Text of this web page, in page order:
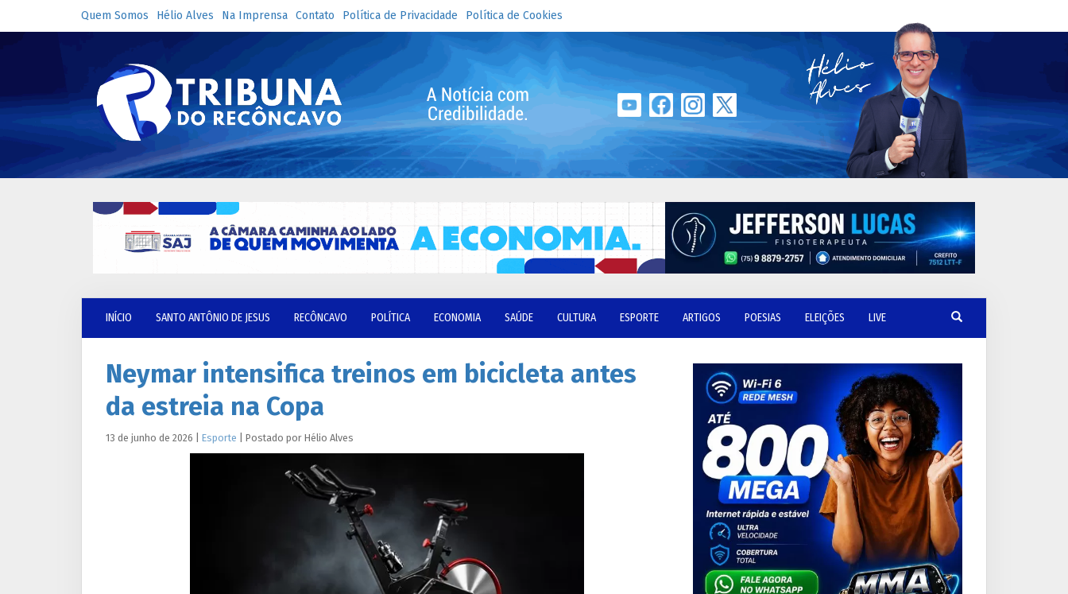
Quem Somos Hélio Alves Na Imprensa Contato Política de Privacidade Política de Cookies
INÍCIO SANTO ANTÔNIO DE JESUS RECÔNCAVO POLÍTICA ECONOMIA SAÚDE CULTURA ESPORTE ARTIGOS POESIAS ELEIÇÕES LIVE
Neymar intensifica treinos em bicicleta antes
da estreia na Copa
13 de junho de 2026 Esporte Postado por Hélio Alves